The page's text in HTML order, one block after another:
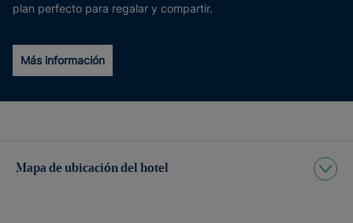
plan perfecto para regalar y compartir.
Más información
Mapa de ubicación del hotel